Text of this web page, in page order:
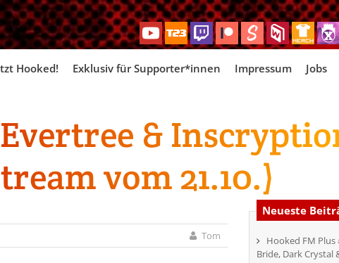
Hooked! Exklusiv für Supporter*innen Impressum Jobs
&
vom 21.10.)
Tom
Neueste
Hooked FM Plus
Bride, Dark Crystal